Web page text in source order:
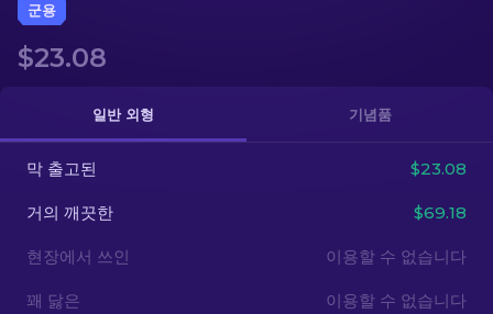
장갑
케이스
기타
군용
$23.08
일반 외형 기념품
막 출고된 $23.08
거의 깨끗한 $69.18
현장에서 쓰인 이용할 수 없습니다
꽤 닳은 이용할 수 없습니다